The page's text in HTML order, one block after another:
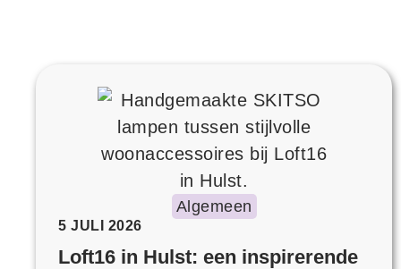
Algemeen
5 JULI 2026
Loft16 in Hulst: een inspirerende